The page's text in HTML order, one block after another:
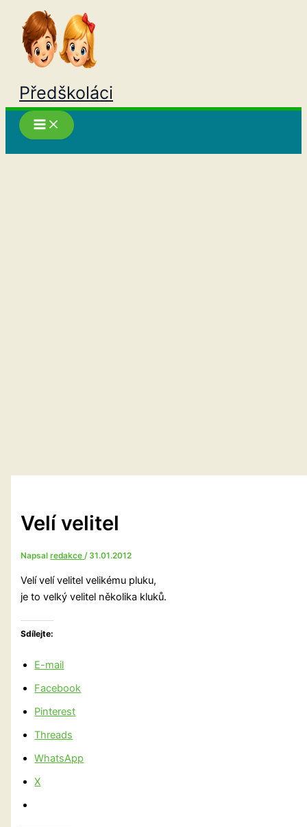
Přeskočit
obsah
Předškoláci
Velí velitel
Napsalredakce/ 31.01.2012
Velí velí velitel velikému pluku,
je to velký velitel několika kluků.
Sdílejte:
E-mail
Facebook
Pinterest
Threads
WhatsApp
X